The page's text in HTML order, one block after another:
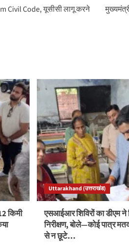
Civil Code, यूसीसी लागू करने
किमी
Uttarakhand (उत्तराखंड)
एसआईआर शिविरों का डीएम ने
निरीक्षण, बोले—कोई पात्र
से न छूटे…